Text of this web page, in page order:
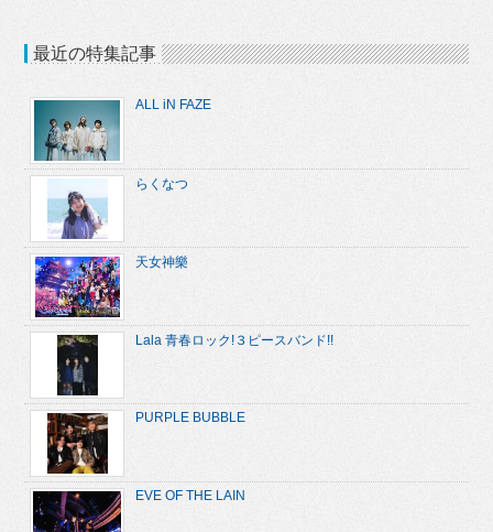
最近の特集記事
ALL iN FAZE
らくなつ
天女神樂
Lala 青春ロック!３ピースバンド!!
PURPLE BUBBLE
EVE OF THE LAIN